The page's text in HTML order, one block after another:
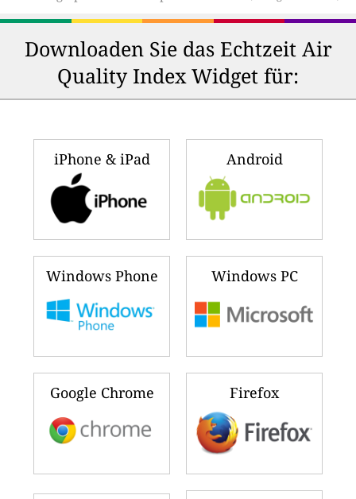
Downloaden Sie das Echtzeit Air
Quality Index Widget für:
iPhone & iPad Android
Windows Phone Windows PC
Google Chrome Firefox